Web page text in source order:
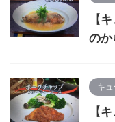
【
のか
キ
【